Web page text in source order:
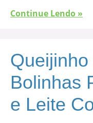
Continue Lendo »
Bolinhas
e Leite